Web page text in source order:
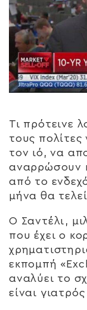
Τι πρότεινε
τους
τον ιό, να
αναρρώσουν
από το
μήνα θα
Ο Σαντέλι,
που έχει ο
εκπομπή
αναλύει το
είναι